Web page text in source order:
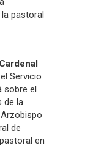
pastoral
Cardenal
Servicio
sobre el
de la
de
en